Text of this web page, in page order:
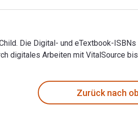
Die Digital- und eTextbook-
digitales Arbeiten mit VitalSource
Zurück nach